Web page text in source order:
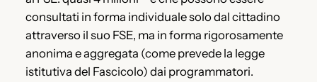
consultati in forma individuale solo dal cittadino
attraverso il suo FSE, ma in forma rigorosamente
anonima e aggregata (come prevede la legge
istitutiva del Fascicolo) dai programmatori.